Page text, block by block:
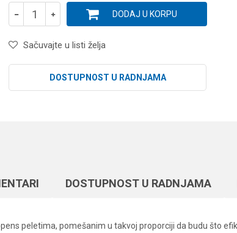
DODAJ U KORPU
Sačuvajte u listi želja
DOSTUPNOST U RADNJAMA
DOSTUPNOST U RADNJAMA
peletima, pomešanim u takvoj proporciji da budu što